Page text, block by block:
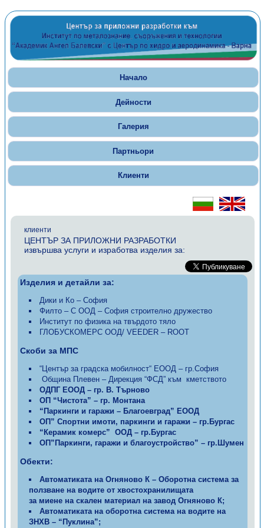
Начало
Дейности
Галерия
Партньори
Клиенти
клиенти
ЦЕНТЪР ЗА ПРИЛОЖНИ РАЗРАБОТКИ
извършва услуги и изработва изделия за:
Изделия и детайли за:
Дики и Ко – София
Филто – С ООД – София строително дружество
Институт по физика на твърдото тяло
ГЛОБУСКОМЕРС ООД/ VEEDER – ROOT
Скоби за МПС
“Център за градска мобилност“ ЕООД – гр.София
Община Плевен – Дирекция “ФСД” към кметството
ОДПГ ЕООД – гр. В. Търново
ОП “Чистота” – гр. Монтана
“Паркинги и гаражи – Благоевград” ЕООД
ОП” Спортни имоти, паркинги и гаражи – гр.Бургас
“Керамик комерс” ООД – гр.Бургас
ОП”Паркинги, гаражи и благоустройство” – гр.Шумен
Обекти:
Автоматиката на Огняново К – Оборотна система за
ползване на водите от хвостохранилищата
за миене на скален материал на завод Огняново К;
Автоматиката на оборотна система на водите на
ЗНХВ – “Пуклина”;